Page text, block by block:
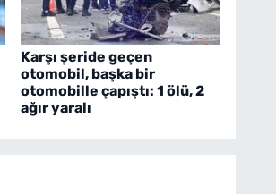
Karşı şeride geçen
otomobil, başka bir
otomobille çapıştı: 1 ölü, 2
ağır yaralı